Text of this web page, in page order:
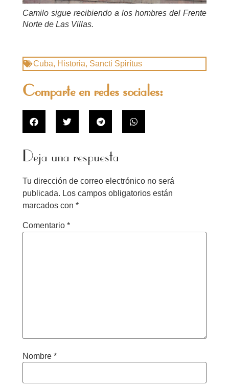
Camilo sigue recibiendo a los hombres del Frente
Norte de Las Villas.
Cuba, Historia, Sancti Spirítus
Comparte en redes sociales:
Deja una respuesta
Tu dirección de correo electrónico no será
publicada. Los campos obligatorios están
marcados con *
Comentario *
Nombre *